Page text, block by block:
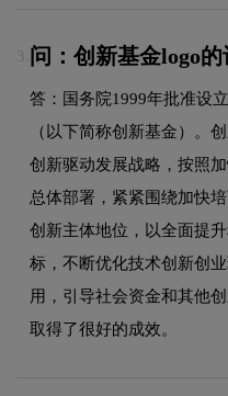
3. 问：创新基金logo
答：国务院1999年批准设
（以下简称创新基金）。
创新驱动发展战略，按照
总体部署，紧紧围绕加快
创新主体地位，以全面提
标，不断优化技术创新创
用，引导社会资金和其他
取得了很好的成效。